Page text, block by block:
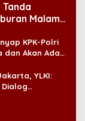
Malam
KPK-Polri
dan Akan Ada
YLKI: